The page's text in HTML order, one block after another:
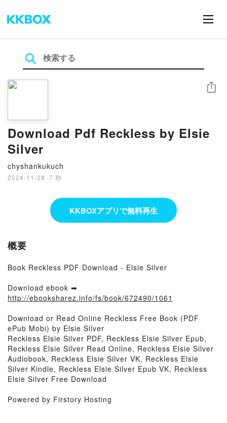
Download Pdf Reckless by Elsie
Silver
chyshankukuch
2024-11-28 · 7 秒
シェア
KKBOXアプリで無料再生
概要
Book Reckless PDF Download - Elsie Silver
Download ebook ➡
http://ebooksharez.info/fs/book/672490/1061
Download or Read Online Reckless Free Book (PDF
ePub Mobi) by Elsie Silver
Reckless Elsie Silver PDF, Reckless Elsie Silver Epub,
Reckless Elsie Silver Read Online, Reckless Elsie Silver
Audiobook, Reckless Elsie Silver VK, Reckless Elsie
Silver Kindle, Reckless Elsie Silver Epub VK, Reckless
Elsie Silver Free Download
Powered by Firstory Hosting